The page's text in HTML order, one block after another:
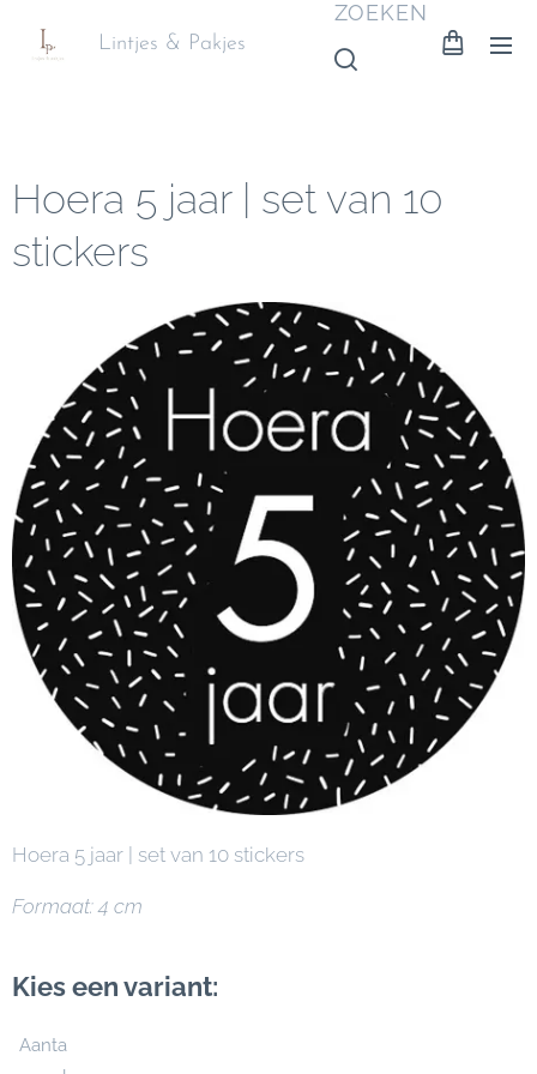
Lintjes & Pakjes
ZOEKEN
Hoera 5 jaar | set van 10
stickers
Hoera 5 jaar | set van 10 stickers
Formaat: 4 cm
Kies een variant:
Aanta